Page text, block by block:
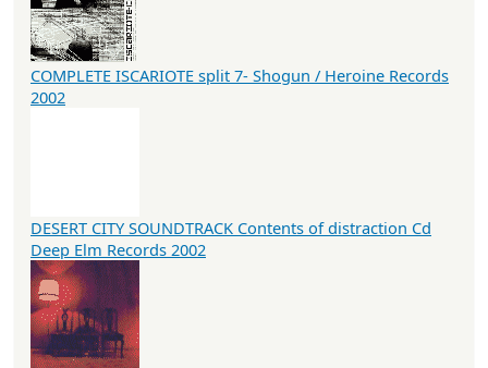
COMPLETE ISCARIOTE split 7- Shogun / Heroine Records
2002
DESERT CITY SOUNDTRACK Contents of distraction Cd
Deep Elm Records 2002